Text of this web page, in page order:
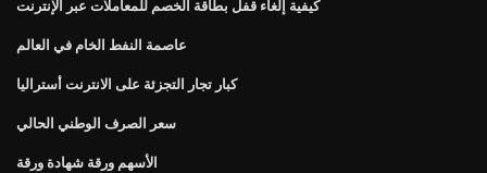
كيفية إلغاء قفل بطاقة الخصم للمعاملات عبر الإنترنت
عاصمة النفط الخام في العالم
كبار تجار التجزئة على الانترنت أستراليا
سعر الصرف الوطني الحالي
الأسهم ورقة شهادة ورقة